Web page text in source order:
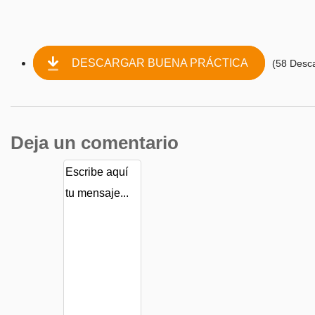
DESCARGAR BUENA PRÁCTICA (58
Deja un comentario